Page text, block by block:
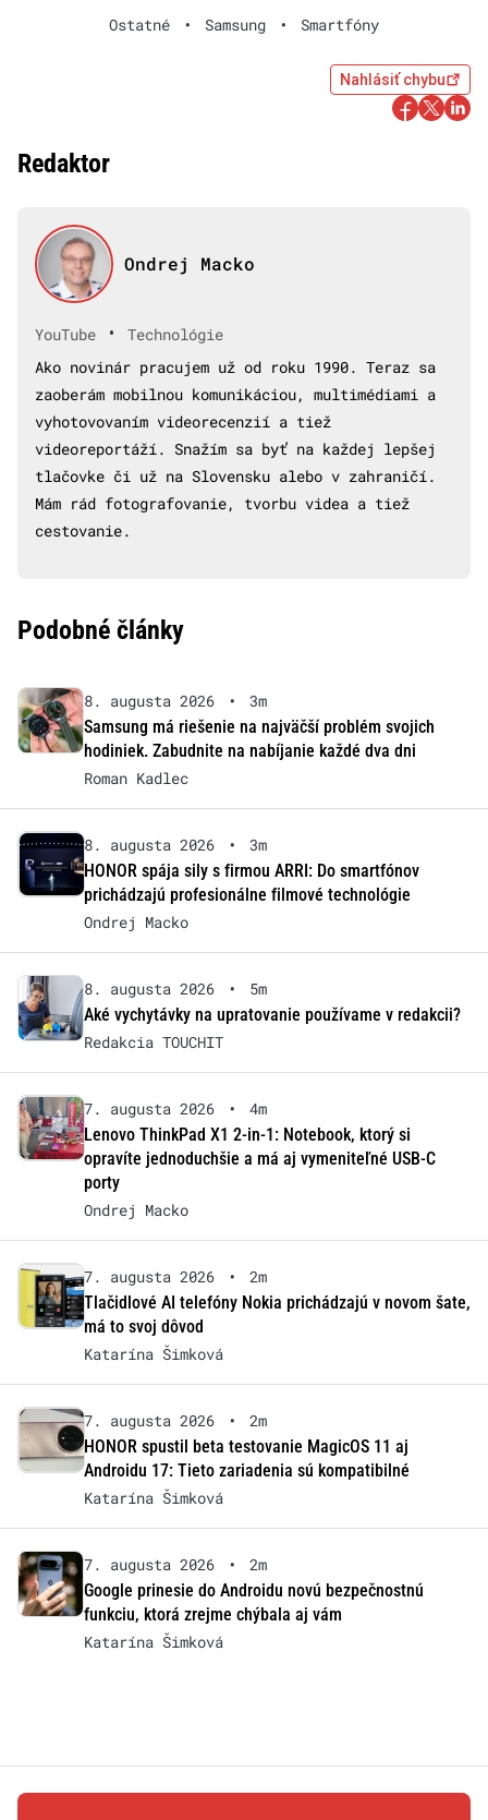
Ostatné • Samsung • Smartfóny
Nahlásiť chybu
Redaktor
Ondrej Macko
YouTube •
Technológie
Ako novinár pracujem už od roku 1990. Teraz sa
zaoberám mobilnou komunikáciou, multimédiami a
vyhotovovaním videorecenzií a tiež
videoreportáží. Snažím sa byť na každej lepšej
tlačovke či už na Slovensku alebo v zahraničí.
Mám rád fotografovanie, tvorbu videa a tiež
cestovanie.
Podobné články
8. augusta 2026 •
3m
Samsung má riešenie na najväčší problém svojich
hodiniek. Zabudnite na nabíjanie každé dva dni
Roman Kadlec
8. augusta 2026 •
3m
HONOR spája sily s firmou ARRI: Do smartfónov
prichádzajú profesionálne filmové technológie
Ondrej Macko
8. augusta 2026 •
5m
Aké vychytávky na upratovanie používame v redakcii?
Redakcia TOUCHIT
7. augusta 2026 •
4m
Lenovo ThinkPad X1 2-in-1: Notebook, ktorý si
opravíte jednoduchšie a má aj vymeniteľné USB-C
porty
Ondrej Macko
7. augusta 2026 •
2m
Tlačidlové AI telefóny Nokia prichádzajú v novom šate,
má to svoj dôvod
Katarína Šimková
7. augusta 2026 •
2m
HONOR spustil beta testovanie MagicOS 11 aj
Androidu 17: Tieto zariadenia sú kompatibilné
Katarína Šimková
7. augusta 2026 •
2m
Google prinesie do Androidu novú bezpečnostnú
funkciu, ktorá zrejme chýbala aj vám
Katarína Šimková